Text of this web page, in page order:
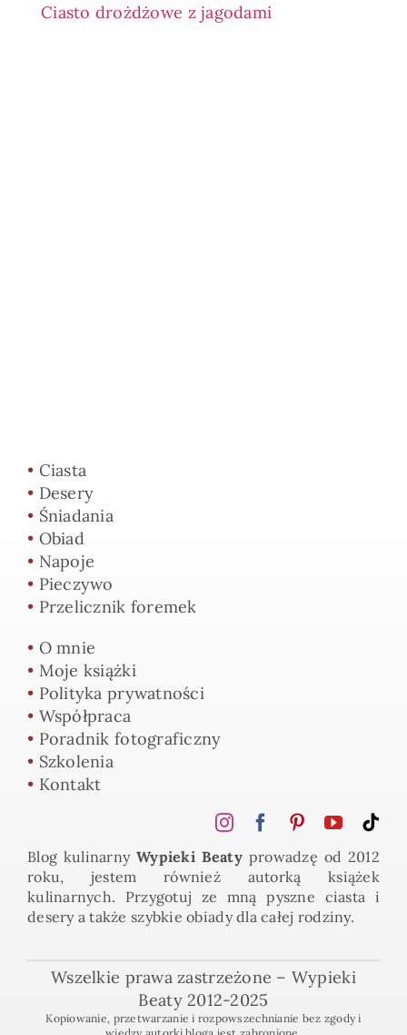
Ciasto drożdżowe z jagodami
• Ciasta
• Desery
• Śniadania
• Obiad
• Napoje
• Pieczywo
• Przelicznik foremek
• O mnie
• Moje książki
• Polityka prywatności
• Współpraca
• Poradnik fotograficzny
• Szkolenia
• Kontakt
Blog kulinarny Wypieki Beaty prowadzę od 2012
roku, jestem również autorką książek
kulinarnych. Przygotuj ze mną pyszne ciasta i
desery a także szybkie obiady dla całej rodziny.
Wszelkie prawa zastrzeżone – Wypieki
Beaty 2012-2025
Kopiowanie, przetwarzanie i rozpowszechnianie bez zgody i